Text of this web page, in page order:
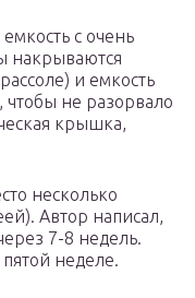
с очень
накрываются
и емкость
не разорвало
крышка,
несколько
Автор написал,
7-8 недель.
неделе.